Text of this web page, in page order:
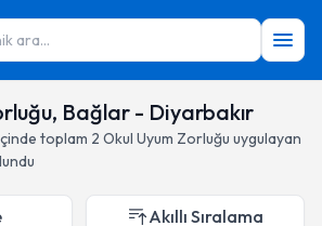
ara...
Bağlar - Diyarbakır
toplam 2 Okul Uyum Zorluğu uygulayan
Akıllı Sıralama